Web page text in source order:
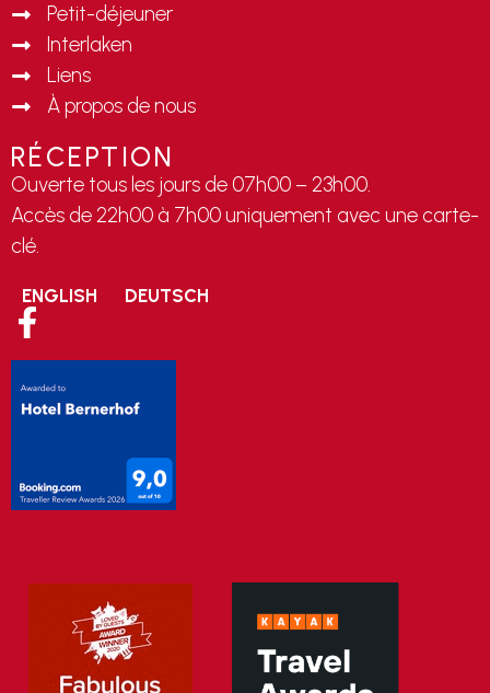
Petit-déjeuner
Interlaken
Liens
À propos de nous
RÉCEPTION
Ouverte tous les jours de 07h00 – 23h00.
Accès de 22h00 à 7h00 uniquement avec une carte-
clé.
ENGLISH DEUTSCH